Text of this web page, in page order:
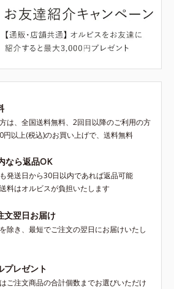
は、全国送料無料、2回目以降のご利用の方
円以上(税込)のお買い上げで、送料無料
なら返品OK
発送日から30日以内であれば返品可能
料はオルビスが負担いたします
文翌日お届け
除き、最短でご注文の翌日にお届けいたし
プレゼント
ご注文商品の合計個数までお選びいただけ